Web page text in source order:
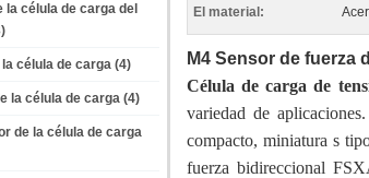
la célula de carga del
célula de carga (4)
la célula de carga (4)
de la célula de carga
El material:
M4 Sensor de fuerza
Célula de carga de
variedad de
compacto, miniatura s
fuerza bidireccional